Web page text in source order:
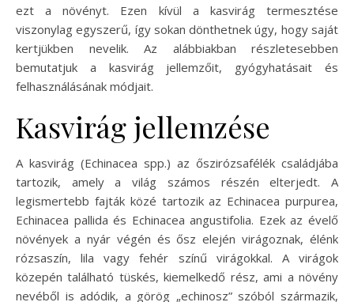
ezt a növényt. Ezen kívül a kasvirág termesztése
viszonylag egyszerű, így sokan dönthetnek úgy, hogy saját
kertjükben nevelik. Az alábbiakban részletesebben
bemutatjuk a kasvirág jellemzőit, gyógyhatásait és
felhasználásának módjait.
Kasvirág jellemzése
A kasvirág (Echinacea spp.) az őszirózsafélék családjába
tartozik, amely a világ számos részén elterjedt. A
legismertebb fajták közé tartozik az Echinacea purpurea,
Echinacea pallida és Echinacea angustifolia. Ezek az évelő
növények a nyár végén és ősz elején virágoznak, élénk
rózsaszín, lila vagy fehér színű virágokkal. A virágok
közepén található tüskés, kiemelkedő rész, ami a növény
nevéből is adódik, a görög „echinosz” szóból származik,